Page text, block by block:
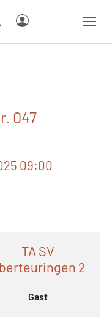
047
09:00
TA SV
2
Gast